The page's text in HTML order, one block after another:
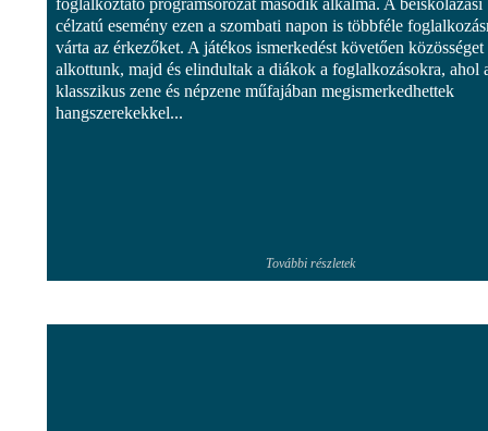
célzatú esemény ezen a szombati napon is többféle
várta az érkezőket. A játékos ismerkedést követően közösséget
alkottunk, majd és elindultak a diákok a foglalkozásokra, ahol
klasszikus zene és népzene műfajában megismerkedhettek
hangszerekekkel...
További részletek